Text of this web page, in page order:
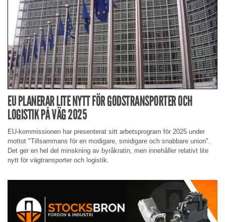
EU PLANERAR LITE NYTT FÖR GODSTRANSPORTER OCH
LOGISTIK PÅ VÄG 2025
EU-kommissionen har presenterat sitt arbetsprogram för 2025 under
mottot "Tillsammans för en modigare, smidigare och snabbare union".
Det ger en hel del minskning av byråkratin, men innehåller relativt lite
nytt för vägtransporter och logistik.